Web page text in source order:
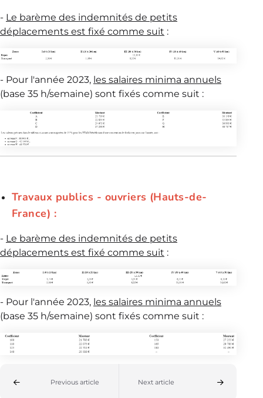
- Le barème des indemnités de petits
déplacements est fixé comme suit :
- Pour l'année 2023, les salaires minima annuels
(base 35 h/semaine) sont fixés comme suit :
Travaux publics - ouvriers (Hauts-de-
France) :
- Le barème des indemnités de petits
déplacements est fixé comme suit :
- Pour l'année 2023, les salaires minima annuels
(base 35 h/semaine) sont fixés comme suit :
Previous article Next article